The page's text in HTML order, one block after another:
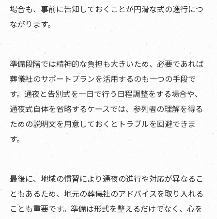
場合も、事前に告知しておくことが円滑な式の進行につ
ながります。
準備段階では精神的な負担も大きいため、必要であれば
葬儀社のサポートプランを活用するのも一つの手段で
す。通夜と告別式を一日で行う日程調整をする場合や、
通夜式自体を省略するケースでは、参列者の理解を得る
ための説明文を用意しておくとトラブルを回避できま
す。
最後に、地域の慣習により通夜の進行や対応が異なるこ
ともあるため、地元の葬儀社のアドバイスを取り入れる
ことも重要です。準備は形式を整えるだけでなく、心を